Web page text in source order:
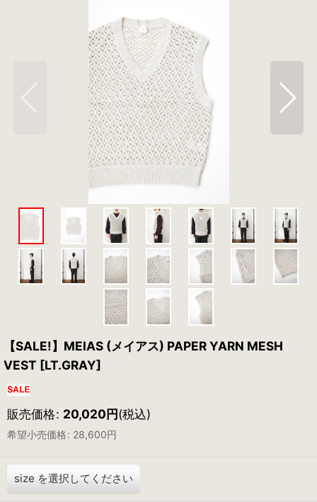
【SALE!】MEIAS (メイアス) PAPER YARN MESH
VEST [LT.GRAY]
販売価格: 20,020円(税込)
希望小売価格: 28,600円
size を選択してください